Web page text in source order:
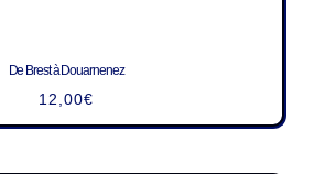
De Brest à Douarnenez
12,00€